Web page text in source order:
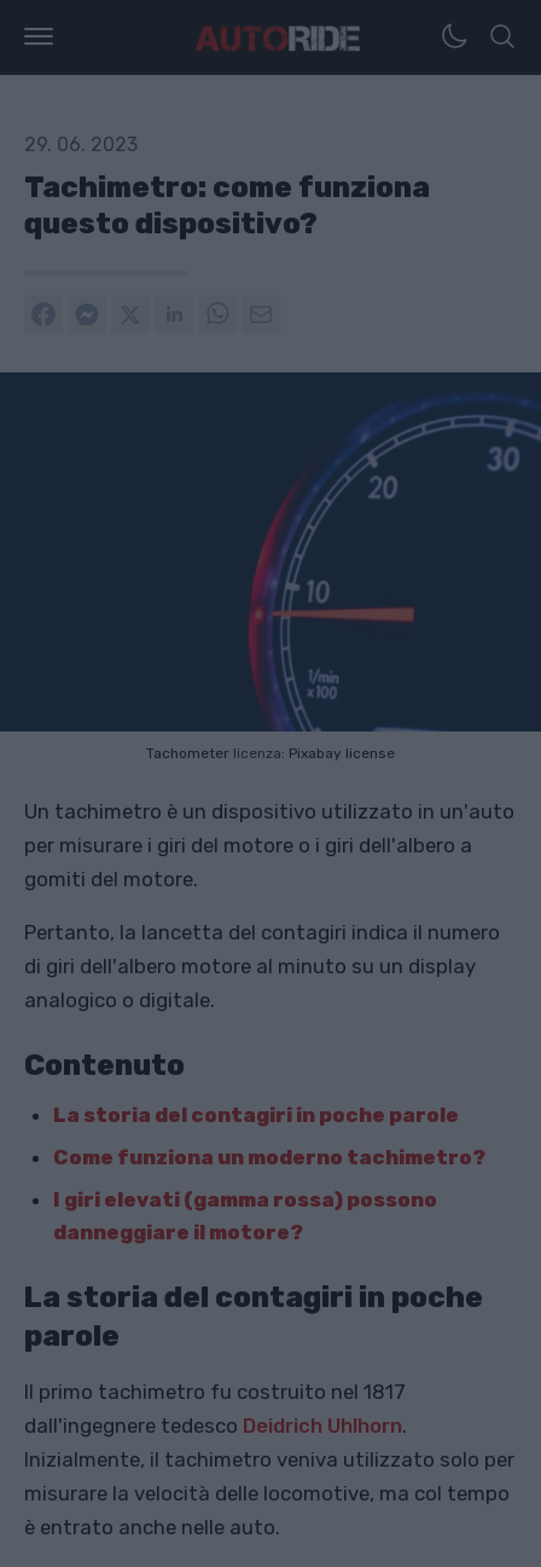
29. 06. 2023
Tachimetro: come funziona
questo dispositivo?
Tachometer licenza: Pixabay license
Un tachimetro è un dispositivo utilizzato in un'auto
per misurare i giri del motore o i giri dell'albero a
gomiti del motore.
Pertanto, la lancetta del contagiri indica il numero
di giri dell'albero motore al minuto su un display
analogico o digitale.
Contenuto
La storia del contagiri in poche parole
Come funziona un moderno tachimetro?
I giri elevati (gamma rossa) possono
danneggiare il motore?
La storia del contagiri in poche
parole
Il primo tachimetro fu costruito nel 1817
dall'ingegnere tedesco Deidrich Uhlhorn.
Inizialmente, il tachimetro veniva utilizzato solo per
misurare la velocità delle locomotive, ma col tempo
è entrato anche nelle auto.